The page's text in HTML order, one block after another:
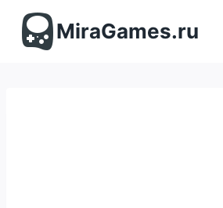
содержимомуMiraGames.ru